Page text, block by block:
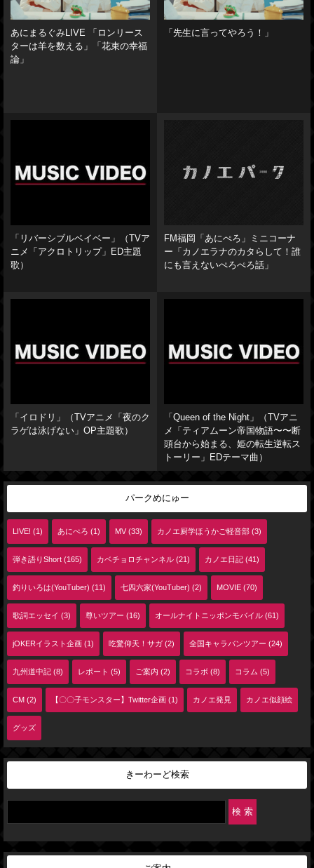
あにまるぐみLIVE 「ロンリース
ターは羊を数える」「花束の幸福
論」
「先生に言ってやろう！」
「リバーシブルベイベー」（TVア
ニメ「アクロトリップ」ED主題
歌）
FM福岡「あにぺろ」ミニコーナ
ー「カノエラナのカタらして！誰
にも言えないぺろぺろ話」
「イロドリ」（TVアニメ「夜のク
ラゲは泳げない」OP主題歌）
「Queen of the Night」（TVアニ
メ「ティアムーン帝国物語〜〜断
頭台から始まる、姫の転生逆転ス
トーリー」EDテーマ曲）
パークめにゅー
LIVE! (1) あにぺろ (1) MV (33) カノエ厨学ほうかご軽音部 (3)
弾き語りShort (165) カベチョロチャンネル (21) カノエ日記 (41)
釣りいろは(YouTuber) (11) 七四六家(YouTuber) (2) MOVIE (70)
歌詞エッセイ (3) 尊いツアー (16) オールナイトニッポンモバイル (61)
jOKERイラスト企画 (1) 吃驚仰天！サガ (2) 全国キャラバンツアー (24)
九州道中記 (8) レポート (5) ご案内 (2) コラボ (8) コラム (5)
CM (2) 【〇〇子モンスター】Twitter企画 (1) カノエ発見 カノエ似顔絵
グッズ
きーわーど検索